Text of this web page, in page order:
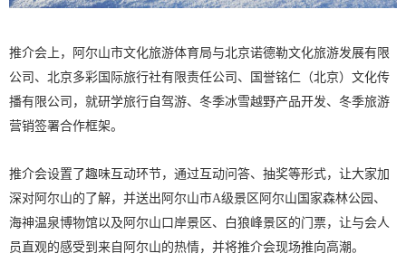
推介会上，阿尔山市文化旅游体育局与北京诺德勒文化旅游发展有限
公司、北京多彩国际旅行社有限责任公司、国誉铭仁（北京）文化传
播有限公司，就研学旅行自驾游、冬季冰雪越野产品开发、冬季旅游
营销签署合作框架。
推介会设置了趣味互动环节，通过互动问答、抽奖等形式，让大家加
深对阿尔山的了解，并送出阿尔山市A级景区阿尔山国家森林公园、
海神温泉博物馆以及阿尔山口岸景区、白狼峰景区的门票，让与会人
员直观的感受到来自阿尔山的热情，并将推介会现场推向高潮。